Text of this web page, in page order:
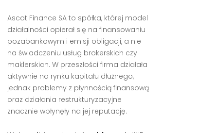
Ascot Finance SA to spółka, której model
działalności opierał się na finansowaniu
pozabankowym i emisji obligacji, a nie
na świadczeniu usług brokerskich czy
maklerskich. W przeszłości firma działała
aktywnie na rynku kapitału dłużnego,
jednak problemy z płynnością finansową
oraz działania restrukturyzacyjne
znacznie wpłynęły na jej reputację.